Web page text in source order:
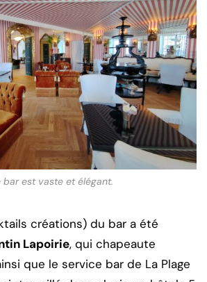
bar est vaste et élégant.
créations) du bar a été
Lapoirie, qui chapeaute
que le service bar de La Plage